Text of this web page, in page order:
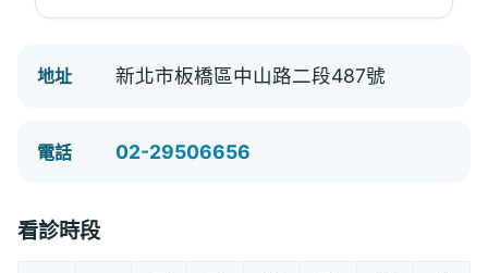
地址 新北市板橋區中山路二段487號
電話 02-29506656
看診時段